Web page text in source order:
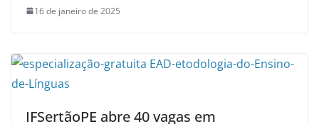
16 de janeiro de 2025
IFSertãoPE abre 40 vagas em